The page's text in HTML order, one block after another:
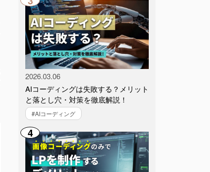
2026.03.06
AIコーディングは失敗する？メリット
と落とし穴・対策を徹底解説！
#AIコーディング
4